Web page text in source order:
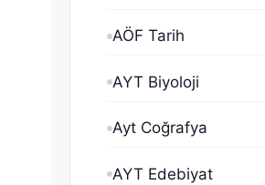
AÖF Tarih
AYT Biyoloji
Ayt Coğrafya
AYT Edebiyat